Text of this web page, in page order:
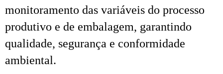
monitoramento das variáveis do processo
produtivo e de embalagem, garantindo
qualidade, segurança e conformidade
ambiental.